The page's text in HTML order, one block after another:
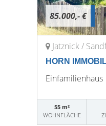
85.000,- €
Jatznick /
HORN
Einfamilienhaus
55 m²
WOHNFLÄCHE